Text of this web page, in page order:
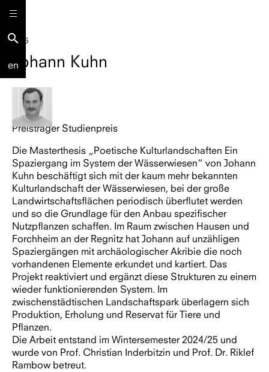
search
en
2025
Johann Kuhn
Preisträger Studienpreis
Die Masterthesis „Poetische Kulturlandschaften Ein
Spaziergang im System der Wässerwiesen“ von Johann
Kuhn beschäftigt sich mit der kaum mehr bekannten
Kulturlandschaft der Wässerwiesen, bei der große
Landwirtschaftsflächen periodisch überflutet werden
und so die Grundlage für den Anbau spezifischer
Nutzpflanzen schaffen. Im Raum zwischen Hausen und
Forchheim an der Regnitz hat Johann auf unzähligen
Spaziergängen mit archäologischer Akribie die noch
vorhandenen Elemente erkundet und kartiert. Das
Projekt reaktiviert und ergänzt diese Strukturen zu einem
wieder funktionierenden System. Im
zwischenstädtischen Landschaftspark überlagern sich
Produktion, Erholung und Reservat für Tiere und
Pflanzen.
Die Arbeit entstand im Wintersemester 2024/25 und
wurde von Prof. Christian Inderbitzin und Prof. Dr. Riklef
Rambow betreut.